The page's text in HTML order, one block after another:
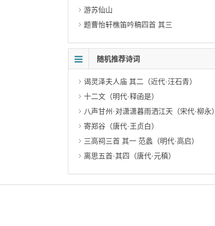
游苏仙山
题曹怡轩樵笛吟稿四首 其三
随机推荐诗词
谒灵泽夫人庙 其二（近代·汪石青）
十二文（明代·释函是）
八声甘州·对潇潇暮雨洒江天（宋代·柳永）
寄郑谷（唐代·王贞白）
三高祠三首 其一 范蠡（明代·高启）
离思五首·其四（唐代·元稹）